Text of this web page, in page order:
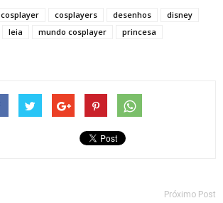
cosplayer cosplayers desenhos
disney
leia mundo cosplayer
princesa
Próximo Post